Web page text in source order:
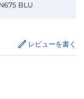
BLU
レビューを書く